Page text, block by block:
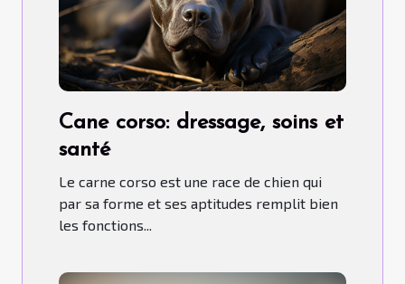
Cane corso: dressage, soins et
santé
Le carne corso est une race de chien qui
par sa forme et ses aptitudes remplit bien
les fonctions...